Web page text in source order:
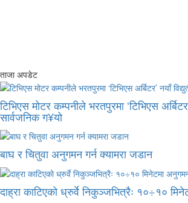
ताजा अपडेट
टिभिएस मोटर कम्पनीले भरतपुरमा ‘टिभिएस
सार्वजनिक ग¥यो
बाघ र चितुवा अनुगमन गर्न क्यामरा जडान
दाह्रा काटिएको ध्रुर्वे निकुञ्जभित्रैः १०÷१०